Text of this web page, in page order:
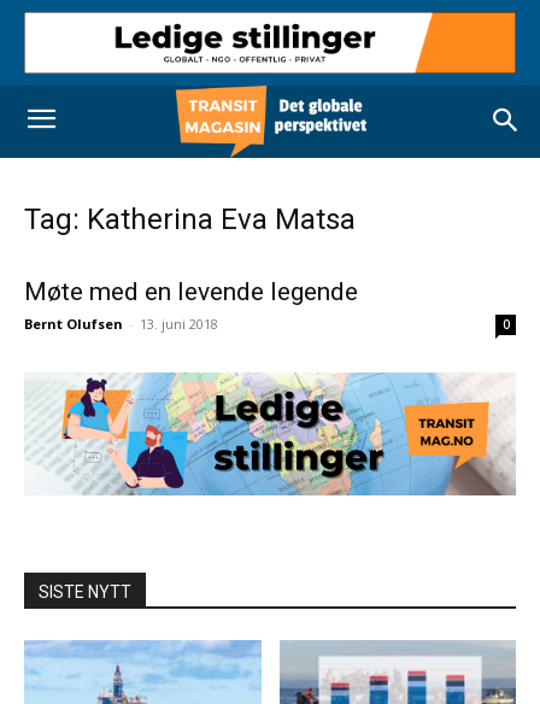
Tag: Katherina Eva Matsa
Møte med en levende legende
Bernt Olufsen - 13. juni 2018 0
SISTE NYTT